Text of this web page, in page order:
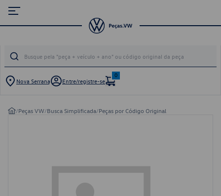
Nova Serrana Entre/registre-se
0
/Peças VW/Busca Simplificada/Peças por Código Original